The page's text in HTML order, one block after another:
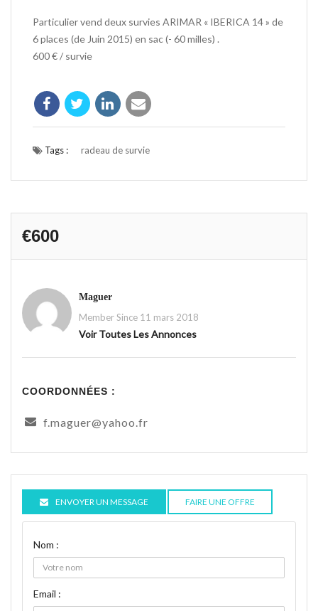
Particulier vend deux survies ARIMAR « IBERICA 14 » de
6 places (de Juin 2015) en sac (- 60 milles) .
600 € / survie
Tags : radeau de survie
€600
Maguer
Member Since 11 mars 2018
Voir Toutes Les Annonces
COORDONNÉES :
f.maguer@yahoo.fr
ENVOYER UN MESSAGE FAIRE UNE OFFRE
Nom :
Email :